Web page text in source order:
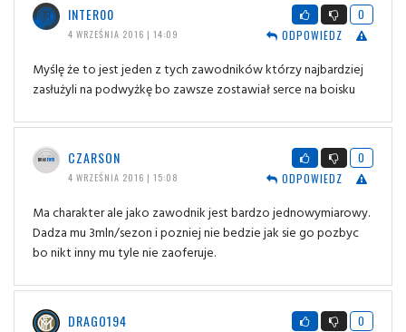
INTER00
4 WRZEŚNIA 2016 | 14:09
0
ODPOWIEDZ
Myślę że to jest jeden z tych zawodników którzy najbardziej
zasłużyli na podwyżkę bo zawsze zostawiał serce na boisku
CZARSON
4 WRZEŚNIA 2016 | 15:08
0
ODPOWIEDZ
Ma charakter ale jako zawodnik jest bardzo jednowymiarowy.
Dadza mu 3mln/sezon i pozniej nie bedzie jak sie go pozbyc
bo nikt inny mu tyle nie zaoferuje.
DRAGO194
0